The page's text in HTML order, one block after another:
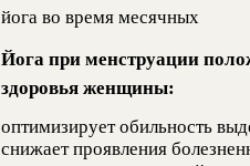
йога во время месячных
Йога при менструации
здоровья женщины:
оптимизирует обильность
снижает проявления